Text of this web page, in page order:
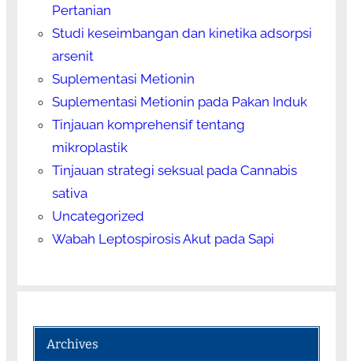
Pertanian
Studi keseimbangan dan kinetika adsorpsi
arsenit
Suplementasi Metionin
Suplementasi Metionin pada Pakan Induk
Tinjauan komprehensif tentang
mikroplastik
Tinjauan strategi seksual pada Cannabis
sativa
Uncategorized
Wabah Leptospirosis Akut pada Sapi
Archives